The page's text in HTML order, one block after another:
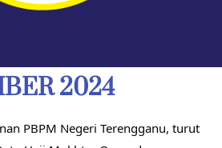
2024
PBPM Negeri Terengganu, turut